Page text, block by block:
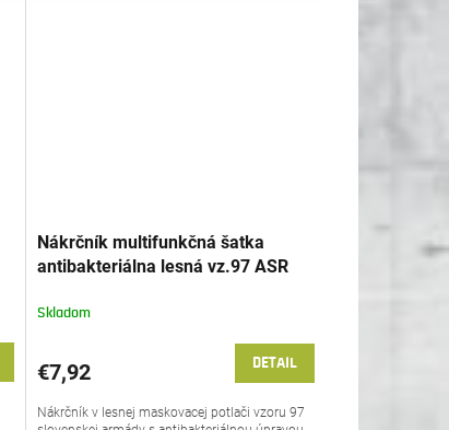
Nákrčník multifunkčná šatka
antibakteriálna lesná vz.97 ASR
Skladom
€7,92 DETAIL
Nákrčník v lesnej maskovacej potlači vzoru 97